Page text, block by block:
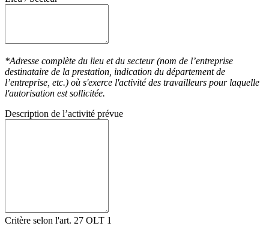
*Adresse complète du lieu et du secteur (nom de l’entreprise
destinataire de la prestation, indication du département de
l’entreprise, etc.) où s'exerce l'activité des travailleurs pour laquelle
l'autorisation est sollicitée.
Description de l’activité prévue
Critère selon l'art. 27 OLT 1